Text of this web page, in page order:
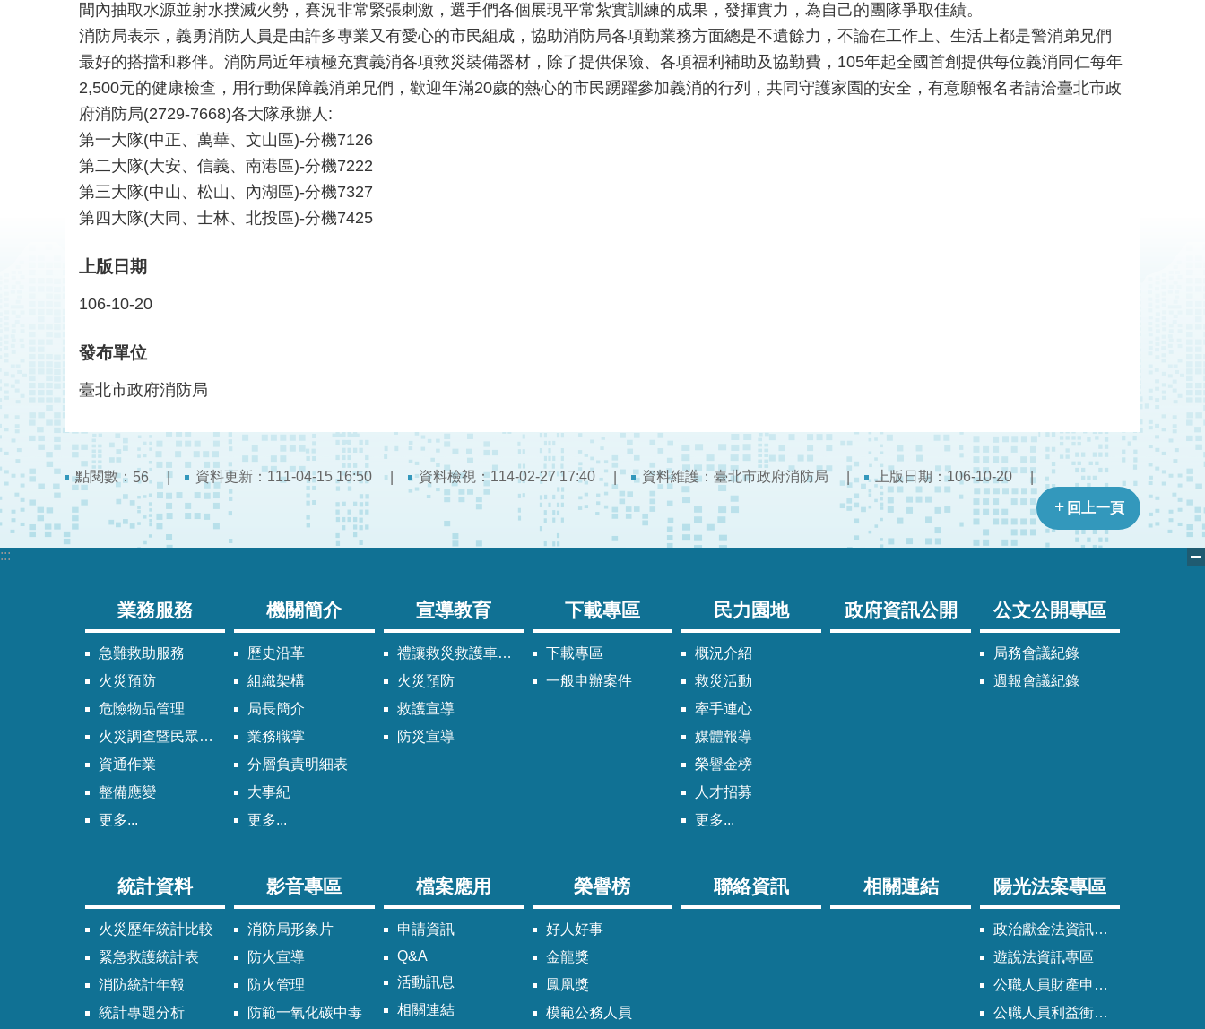
間內抽取水源並射水撲滅火勢，賽況非常緊張刺激，選手們各個展現平常紮實訓練的成果，發揮實力，為自己的團隊爭取佳績。
消防局表示，義勇消防人員是由許多專業又有愛心的市民組成，協助消防局各項勤業務方面總是不遺餘力，不論在工作上、生活上都是警消弟兄們
最好的搭擋和夥伴。消防局近年積極充實義消各項救災裝備器材，除了提供保險、各項福利補助及協勤費，105年起全國首創提供每位義消同仁每年
2,500元的健康檢查，用行動保障義消弟兄們，歡迎年滿20歲的熱心的市民踴躍參加義消的行列，共同守護家園的安全，有意願報名者請洽臺北市政
府消防局(2729-7668)各大隊承辦人:
第一大隊(中正、萬華、文山區)-分機7126
第二大隊(大安、信義、南港區)-分機7222
第三大隊(中山、松山、內湖區)-分機7327
第四大隊(大同、士林、北投區)-分機7425
上版日期
106-10-20
發布單位
臺北市政府消防局
點閱數： 56 資料更新：111-04-15 16:50 資料檢視：114-02-27 17:40 資料維護：臺北市政府消防局 上版日期：106-10-20
回上一頁
:::
業務服務
急難救助服務
火災預防
危險物品管理
火災調查暨民眾申請服務
資通作業
整備應變
更多...
機關簡介
歷史沿革
組織架構
局長簡介
業務職掌
分層負責明細表
大事紀
更多...
宣導教育
禮讓救災救護車輛須知
火災預防
救護宣導
防災宣導
下載專區
下載專區
一般申辦案件
民力園地
概況介紹
救災活動
牽手連心
媒體報導
榮譽金榜
人才招募
更多...
政府資訊公開 公文公開專區
局務會議紀錄
週報會議紀錄
統計資料
火災歷年統計比較
緊急救護統計表
消防統計年報
統計專題分析
影音專區
消防局形象片
防火宣導
防火管理
防範一氧化碳中毒
檔案應用
申請資訊
Q&A
活動訊息
相關連結
榮譽榜
好人好事
金龍獎
鳳凰獎
模範公務人員
聯絡資訊 相關連結 陽光法案專區
政治獻金法資訊專區
遊說法資訊專區
公職人員財產申報法資訊專區
公職人員利益衝突迴避法資訊專區